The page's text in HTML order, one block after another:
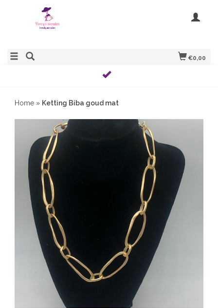
€0,00
Home » Ketting Biba goud mat